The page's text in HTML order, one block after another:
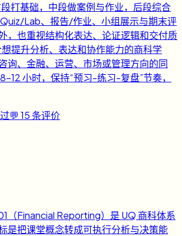
打基础，中段做案例与作业，后段综合
Lab、报告/作业、小组展示与期末评
，也重视结构化表达、论证逻辑和交付质
提升分析、表达和协作能力的商科学
询、金融、运营、市场或管理方向的同
12 小时，保持“预习-练习-复盘”节奏，
💬 15条评价
（Financial Reporting）是 UQ 商科体系
是把课堂概念转成可执行分析与决策能